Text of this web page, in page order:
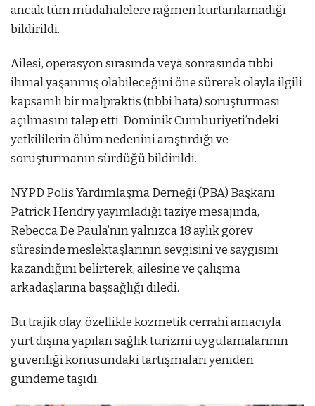
ancak tüm müdahalelere rağmen kurtarılamadığı
bildirildi.
Ailesi, operasyon sırasında veya sonrasında tıbbi
ihmal yaşanmış olabileceğini öne sürerek olayla ilgili
kapsamlı bir malpraktis (tıbbi hata) soruşturması
açılmasını talep etti. Dominik Cumhuriyeti’ndeki
yetkililerin ölüm nedenini araştırdığı ve
soruşturmanın sürdüğü bildirildi.
NYPD Polis Yardımlaşma Derneği (PBA) Başkanı
Patrick Hendry yayımladığı taziye mesajında,
Rebecca De Paula’nın yalnızca 18 aylık görev
süresinde meslektaşlarının sevgisini ve saygısını
kazandığını belirterek, ailesine ve çalışma
arkadaşlarına başsağlığı diledi.
Bu trajik olay, özellikle kozmetik cerrahi amacıyla
yurt dışına yapılan sağlık turizmi uygulamalarının
güvenliği konusundaki tartışmaları yeniden
gündeme taşıdı.